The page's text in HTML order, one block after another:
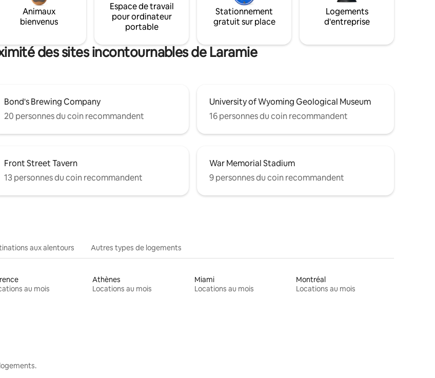
Animaux
bienvenus
Espace de travail
pour ordinateur
portable
Stationnement
gratuit sur place
Logements
d'entreprise
des sites incontournables de Laramie
Bond's Brewing Company
20 personnes du coin recommandent
University of Wyoming Geological Museum
16 personnes du coin recommandent
Front Street Tavern
13 personnes du coin recommandent
War Memorial Stadium
9 personnes du coin recommandent
aux alentours Autres types de logements
au mois
Athènes
Locations au mois
Miami
Locations au mois
Montréal
Locations au mois